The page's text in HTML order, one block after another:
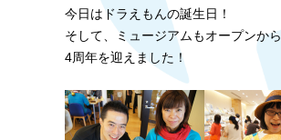
今日はドラえもんの誕生日！
そして、ミュージアムもオープンから
4周年を迎えました！